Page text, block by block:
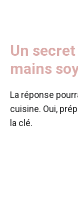
Un
mains
La réponse
cuisine. Oui,
la clé.